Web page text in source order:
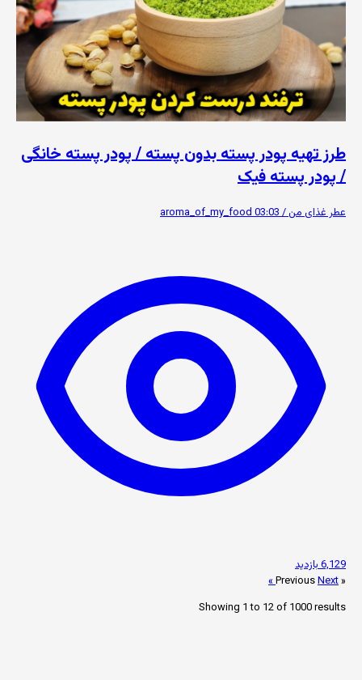
طرز تهیه پودر پسته بدون پسته / پودر پسته خانگی
/ پودر پسته فیک
عطر غذای من / aroma_of_my_food03:03
6,129 بازدید
« Previous
Next »
Showing 1 to 12of 1000results